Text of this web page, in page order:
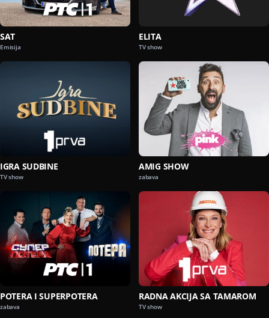
SAT
Emisija
ELITA
TV show
IGRA SUDBINE
TV show
AMIG SHOW
zabava
POTERA I SUPERPOTERA
zabava
RADNA AKCIJA SA TAMAROM
TV show